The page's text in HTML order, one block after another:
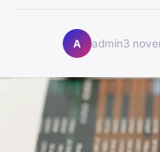
A admin3